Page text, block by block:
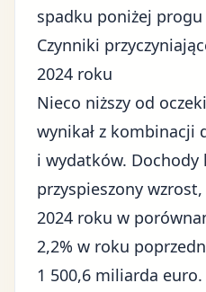
spadku poniżej
Czynniki
2024 roku
Nieco niższy od
wynikał z kombinacji
i wydatków. Dochody
przyspieszony
2024 roku w
2,2% w roku
1 500,6 miliarda